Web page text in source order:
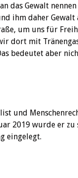
das Gewalt
ihm daher
um uns für
dort mit
bedeutet aber
und
2019 wurde er
eingelegt.